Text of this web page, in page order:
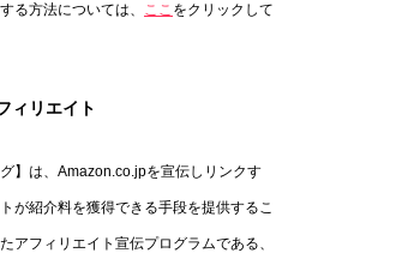
る方法については、 ここ をクリックして
ィリエイト
グ】は、Amazon.co.jpを宣伝しリンクす
が紹介料を獲得できる手段を提供するこ
アフィリエイト宣伝プログラムである、